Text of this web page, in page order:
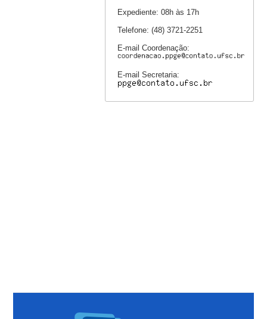
Expediente: 08h às 17h
Telefone: (48) 3721-2251
E-mail Coordenação:
E-mail Secretaria: